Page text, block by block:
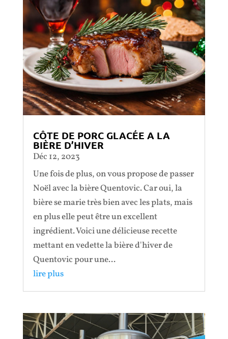
CÔTE DE PORC GLACÉE A LA
BIÈRE D’HIVER
Déc 12, 2023
Une fois de plus, on vous propose de passer
Noël avec la bière Quentovic. Car oui, la
bière se marie très bien avec les plats, mais
en plus elle peut être un excellent
ingrédient. Voici une délicieuse recette
mettant en vedette la bière d'hiver de
Quentovic pour une...
lire plus